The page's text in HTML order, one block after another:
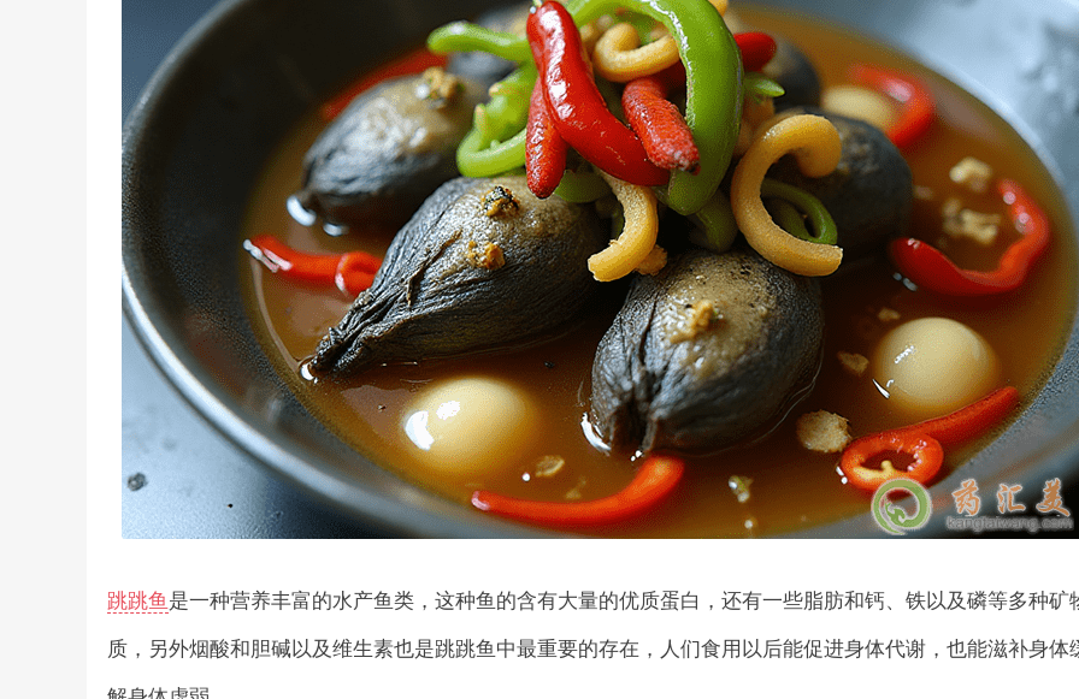
跳跳鱼 是一种营养丰富的水产鱼类，这种鱼的含有大量的优质蛋白，还有一些脂肪和钙、铁以及磷等多种矿
质，另外烟酸和胆碱以及维生素也是跳跳鱼中最重要的存在，人们食用以后能促进身体代谢，也能滋补身体